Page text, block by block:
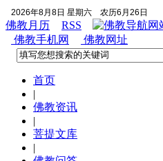
2026年8月8日 星期六 农历6月26日
佛教月历 RSS
佛教手机网
佛教网址
首页
|
佛教资讯
|
菩提文库
|